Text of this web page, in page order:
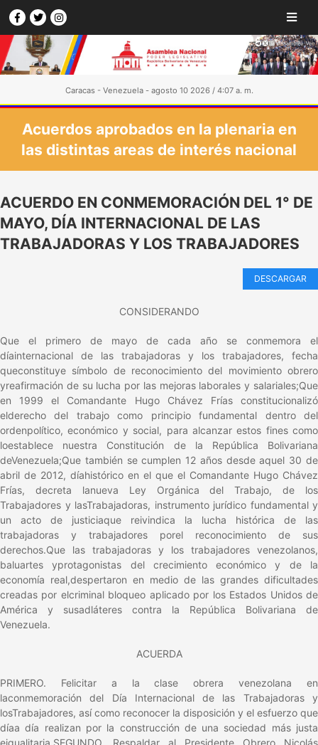
Caracas - Venezuela - agosto 10 2026 / 4:07 a. m.
Acuerdos aprobados en la plenaria en
las distintas areas de interés nacional
ACUERDO EN CONMEMORACIÓN DEL 1° DE
MAYO, DÍA INTERNACIONAL DE LAS
TRABAJADORAS Y LOS TRABAJADORES
DESCARGAR
CONSIDERANDO
Que el primero de mayo de cada año se conmemora el
díainternacional de las trabajadoras y los trabajadores, fecha
queconstituye símbolo de reconocimiento del movimiento obrero
yreafirmación de su lucha por las mejoras laborales y salariales;Que
en 1999 el Comandante Hugo Chávez Frías constitucionalizó
elderecho del trabajo como principio fundamental dentro del
ordenpolítico, económico y social, para alcanzar estos fines como
loestablece nuestra Constitución de la República Bolivariana
deVenezuela;Que también se cumplen 12 años desde aquel 30 de
abril de 2012, díahistórico en el que el Comandante Hugo Chávez
Frías, decreta lanueva Ley Orgánica del Trabajo, de los
Trabajadores y lasTrabajadoras, instrumento jurídico fundamental y
un acto de justiciaque reivindica la lucha histórica de las
trabajadoras y trabajadores porel reconocimiento de sus
derechos.Que las trabajadoras y los trabajadores venezolanos,
baluartes yprotagonistas del crecimiento económico y de la
economía real,despertaron en medio de las grandes dificultades
creadas por elcriminal bloqueo aplicado por los Estados Unidos de
América y susadláteres contra la República Bolivariana de
Venezuela.
ACUERDA
PRIMERO. Felicitar a la clase obrera venezolana en
laconmemoración del Día Internacional de las Trabajadoras y
losTrabajadores, así como reconocer la disposición y el esfuerzo que
díaa día realizan por la construcción de una sociedad más justa
eigualitaria.SEGUNDO. Respaldar al Presidente Obrero Nicolás